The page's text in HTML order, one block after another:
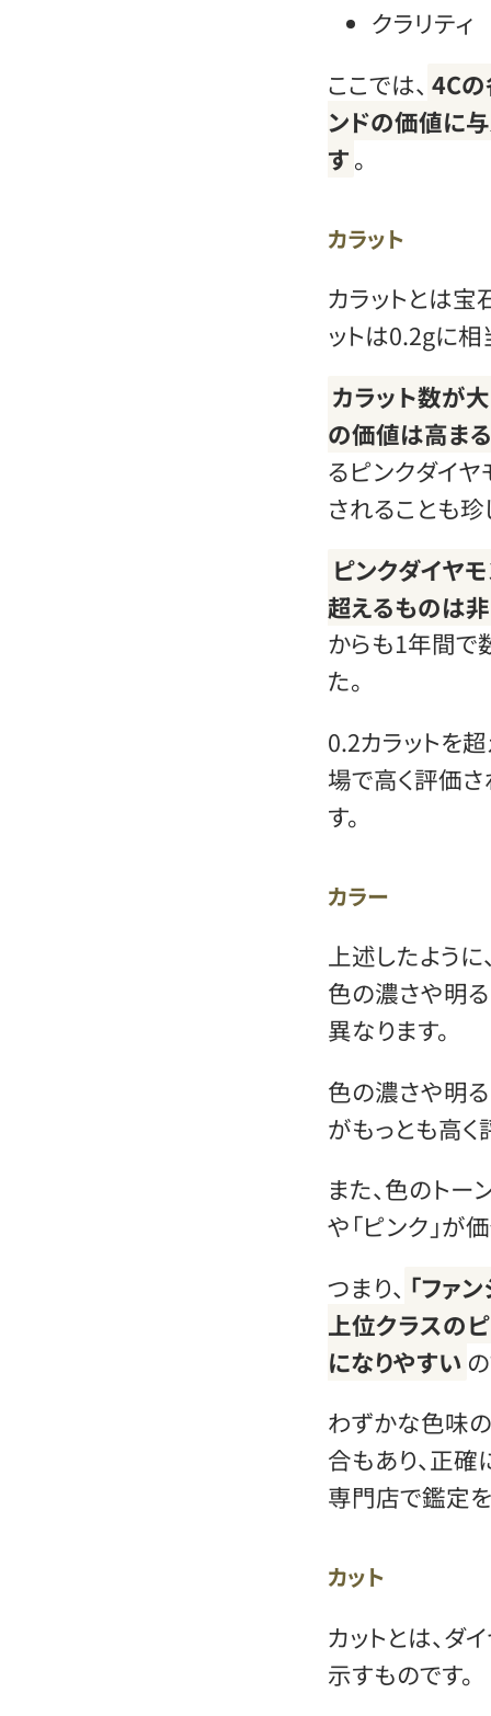
クラリティ
ここでは、 4C
ンドの価値に
す。
カラット
カラットとは宝
ットは0.2gに相
カラット数が
の価値は高まる
るピンクダイ
されることも珍
ピンクダイヤ
超えるものは
からも1年間で
た。
0.2カラットを
場で高く評価
す。
カラー
上述したように
色の濃さや明る
異なります。
色の濃さや明る
がもっとも高く
また、色のトー
や「ピンク」が
つまり、 「ファ
上位クラスの
になりやすい
わずかな色味
合もあり、正
専門店で鑑定を
カット
カットとは、ダ
示すものです。